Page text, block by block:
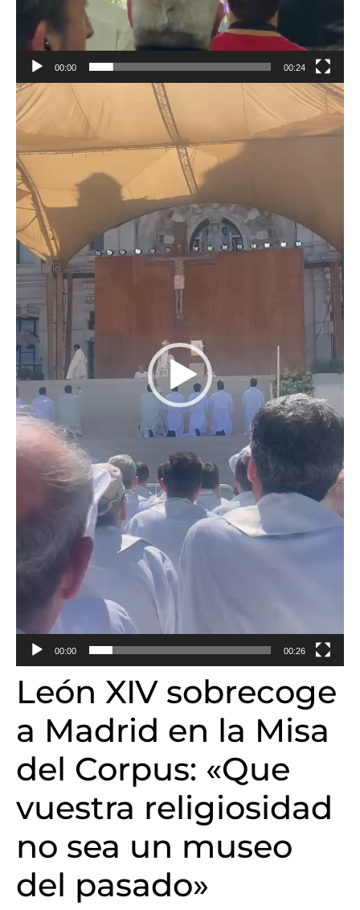
00:00 00:24
Reproductor
de
vídeo
00:00 00:26
León XIV sobrecoge
a Madrid en la Misa
del Corpus: «Que
vuestra religiosidad
no sea un museo
del pasado»